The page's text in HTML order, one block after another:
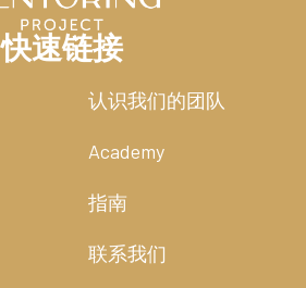
快速链接
认识我们的团队
Academy
指南
联系我们